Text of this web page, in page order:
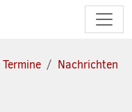
Nachrichten